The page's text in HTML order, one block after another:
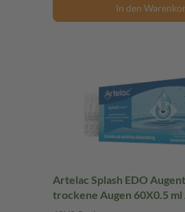
In den
Artelac Splash EDO
trockene Augen 60X0.5